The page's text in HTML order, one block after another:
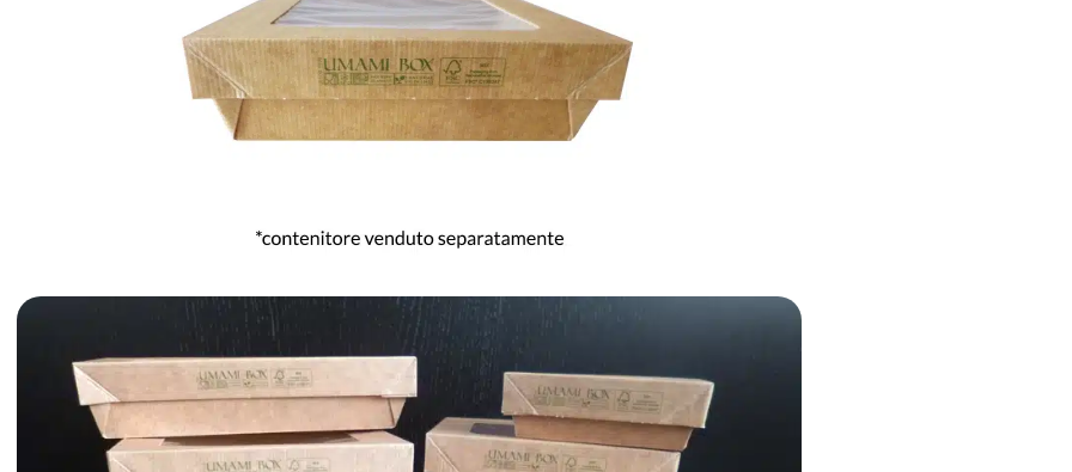
PER LA TAVOLA
CONTENITORI E ASPORTO
FINGER E GELATO
VASSOI E COTTURA